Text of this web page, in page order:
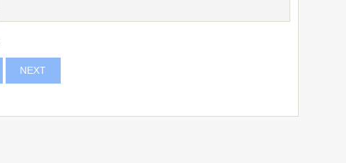
NEXT